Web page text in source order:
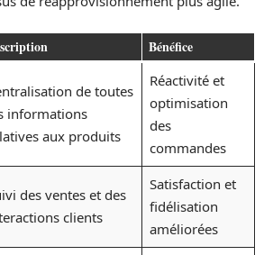
Bénéfice
de toutes
informations
aux produits
Réactivité et
optimisation
des
commandes
des ventes et des
clients
Satisfaction et
fidélisation
améliorées